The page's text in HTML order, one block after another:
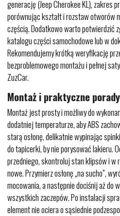
generację (Jeep Cherokee KL), zakres
porównując kształt i rozstaw otworów
częścią. Dodatkowo warto potwierdzić
katalogu części samochodowe lub w
Rekomendujemy krótką weryfikację
bezproblemowego montażu i pełnej
ZuzCar.
Montaż i praktyczne
Montaż jest prosty i możliwy do
dodatniej temperaturze, aby ABS
starą osłonę, delikatnie wypinając
do tapicerki, by nie porysować lakieru.
przedniego, skontroluj stan klipsów i w
nowe. Przymierz osłonę „na sucho”,
mocowania, a następnie dociśnij aż do
wszystkich zaczepów. Po instalacji
element nie ociera o sąsiednie